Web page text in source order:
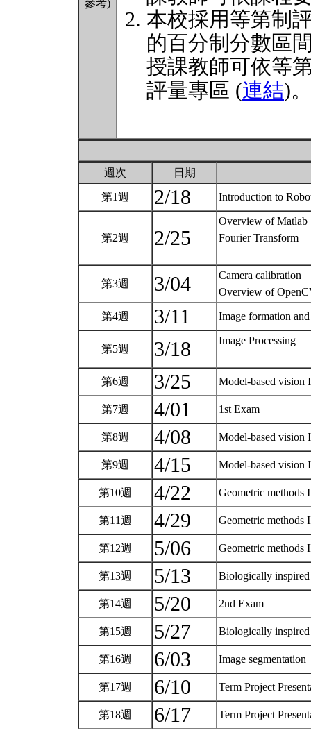
參考)
本校採用等第制
的百分制分數區
授課教師可依等
評量專區 (連結)。
週次 日期
第1週 2/18 Introduction to
第2週 2/25
Overview of Matlab
Fourier Transform
第3週 3/04
Camera calibration
Overview of
第4週 3/11 Image formation
第5週 3/18 Image Processing
第6週 3/25 Model-based vision
第7週 4/01 1st Exam
第8週 4/08 Model-based vision
第9週 4/15 Model-based
第10週 4/22 Geometric methods
第11週 4/29 Geometric methods
第12週 5/06 Geometric methods
第13週 5/13 Biologically
第14週 5/20 2nd Exam
第15週 5/27 Biologically
第16週 6/03 Image segmentation
第17週 6/10 Term Project
第18週 6/17 Term Project